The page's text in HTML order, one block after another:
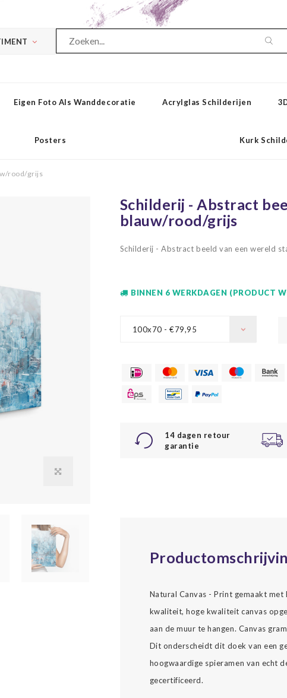
Eigen Foto Als Wanddecoratie Acrylglas Schilderijen
Posters Kurk
rood/grijs
Schilderij - Abstract
blauw/rood/grijs
Schilderij - Abstract beeld van een wereld
BINNEN 6 WERKDAGEN (PRODUCT
100x70 - €79,95
14 dagen retour
garantie
Natural Canvas - Print gemaakt
kwaliteit, hoge kwaliteit canvas
aan de muur te hangen. Canvas
Dit onderscheidt dit doek van een
hoogwaardige spieramen van echt
gecertificeerd.